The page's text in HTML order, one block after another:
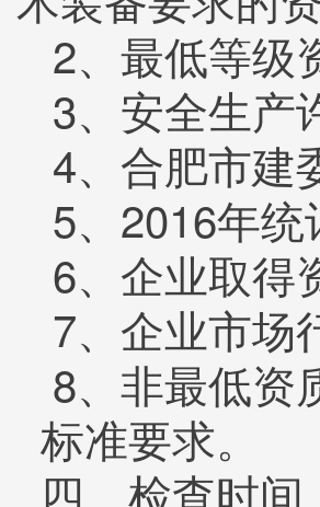
2、最低等级
3、安全生产
4、合肥市建
5、2016年统
6、企业取得
7、企业市场
8、非最低资
标准要求。
四、检查时间